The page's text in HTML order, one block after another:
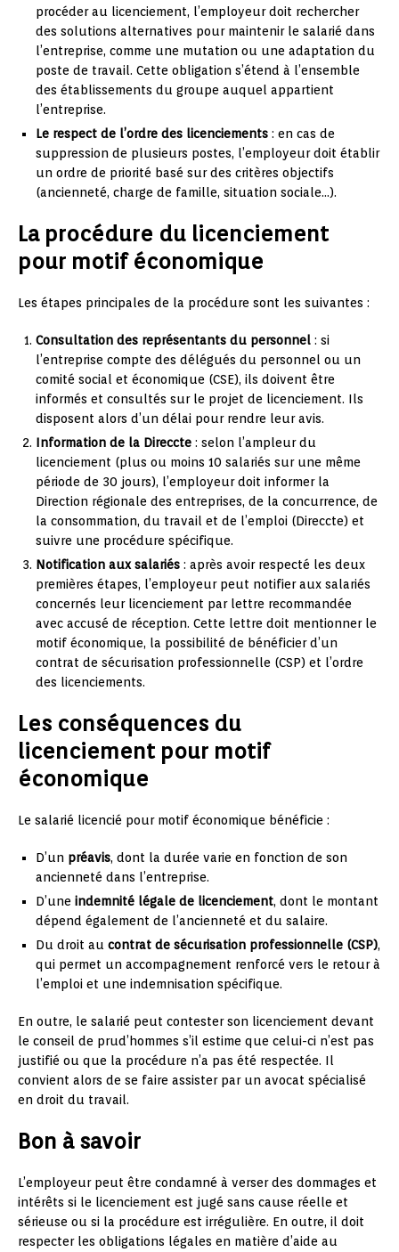
procéder au licenciement, l’employeur doit rechercher
des solutions alternatives pour maintenir le salarié dans
l’entreprise, comme une mutation ou une adaptation du
poste de travail. Cette obligation s’étend à l’ensemble
des établissements du groupe auquel appartient
l’entreprise.
Le respect de l’ordre des licenciements : en cas de
suppression de plusieurs postes, l’employeur doit établir
un ordre de priorité basé sur des critères objectifs
(ancienneté, charge de famille, situation sociale…).
La procédure du licenciement
pour motif économique
Les étapes principales de la procédure sont les suivantes :
Consultation des représentants du personnel : si
l’entreprise compte des délégués du personnel ou un
comité social et économique (CSE), ils doivent être
informés et consultés sur le projet de licenciement. Ils
disposent alors d’un délai pour rendre leur avis.
Information de la Direccte : selon l’ampleur du
licenciement (plus ou moins 10 salariés sur une même
période de 30 jours), l’employeur doit informer la
Direction régionale des entreprises, de la concurrence, de
la consommation, du travail et de l’emploi (Direccte) et
suivre une procédure spécifique.
Notification aux salariés : après avoir respecté les deux
premières étapes, l’employeur peut notifier aux salariés
concernés leur licenciement par lettre recommandée
avec accusé de réception. Cette lettre doit mentionner le
motif économique, la possibilité de bénéficier d’un
contrat de sécurisation professionnelle (CSP) et l’ordre
des licenciements.
Les conséquences du
licenciement pour motif
économique
Le salarié licencié pour motif économique bénéficie :
D’un préavis, dont la durée varie en fonction de son
ancienneté dans l’entreprise.
D’une indemnité légale de licenciement, dont le montant
dépend également de l’ancienneté et du salaire.
Du droit au contrat de sécurisation professionnelle (CSP),
qui permet un accompagnement renforcé vers le retour à
l’emploi et une indemnisation spécifique.
En outre, le salarié peut contester son licenciement devant
le conseil de prud’hommes s’il estime que celui-ci n’est pas
justifié ou que la procédure n’a pas été respectée. Il
convient alors de se faire assister par un avocat spécialisé
en droit du travail.
Bon à savoir
L’employeur peut être condamné à verser des dommages et
intérêts si le licenciement est jugé sans cause réelle et
sérieuse ou si la procédure est irrégulière. En outre, il doit
respecter les obligations légales en matière d’aide au